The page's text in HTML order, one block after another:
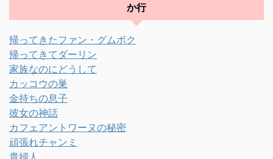
か行
帰ってきたファン・グムボク
帰ってきてダーリン
家族なのにどうして
カッコウの巣
金持ちの息子
彼女の神話
カフェアントワーヌの秘密
頑張れチャンミ